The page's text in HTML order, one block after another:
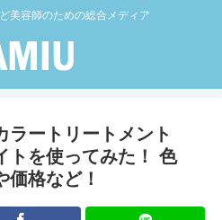
美容師のための総合メディア
ラートリートメント
トを使ってみた！ 色
価格など！